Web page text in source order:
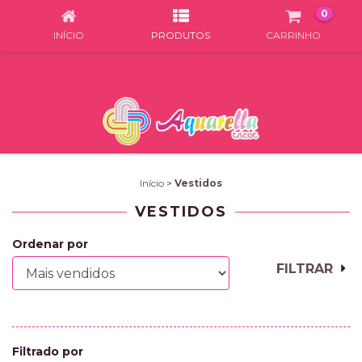
INÍCIO PRODUTOS CARRINHO
0
Início > Vestidos
VESTIDOS
Ordenar por
FILTRAR
Filtrado por